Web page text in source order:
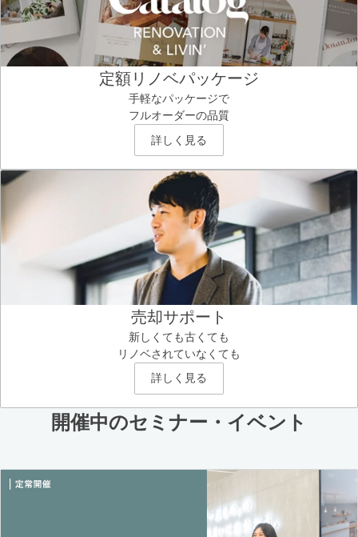
定額リノベパッケージ
手軽なパッケージで
フルオーダーの品質
詳しく見る
売却サポート
新しくても古くても
リノベされていなくても
詳しく見る
開催中のセミナー・イベント